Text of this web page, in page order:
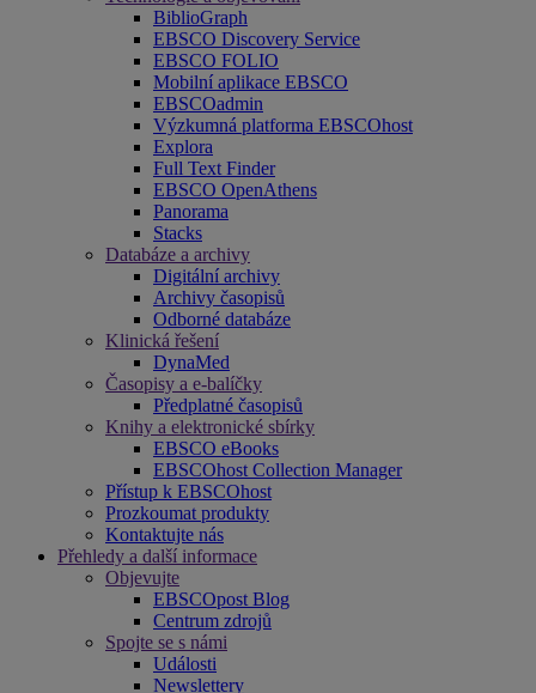
BiblioGraph
EBSCO Discovery Service
EBSCO FOLIO
Mobilní aplikace EBSCO
EBSCOadmin
Výzkumná platforma EBSCOhost
Explora
Full Text Finder
EBSCO OpenAthens
Panorama
Stacks
Databáze a archivy
Digitální archivy
Archivy časopisů
Odborné databáze
Klinická řešení
DynaMed
Časopisy a e-balíčky
Předplatné časopisů
Knihy a elektronické sbírky
EBSCO eBooks
EBSCOhost Collection Manager
Přístup k EBSCOhost
Prozkoumat produkty
Kontaktujte nás
Přehledy a další informace
Objevujte
EBSCOpost Blog
Centrum zdrojů
Spojte se s námi
Události
Newslettery